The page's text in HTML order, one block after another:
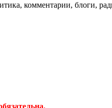
комментарии, блоги,